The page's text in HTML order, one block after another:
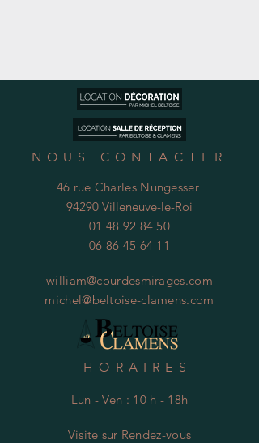
NOUS CONTACTER
46 rue Charles Nungesser
94290 Villeneuve-le-Roi
01 48 92 84 50
06 86 45 64 11
william@courdesmirages.com
michel@beltoise-clamens.com
HORAIRES
Lun - Ven : 10 h - 18h
Visite sur Rendez-vous